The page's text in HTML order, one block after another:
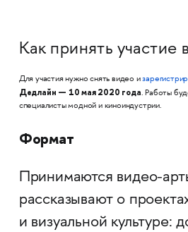
Как принять участие
Для участия нужно снять видео и
Дедлайн — 10 мая 2020 года. Работы
специалисты модной и киноиндустрии.
Формат
Принимаются видео-
рассказывают о
и визуальной культуре: